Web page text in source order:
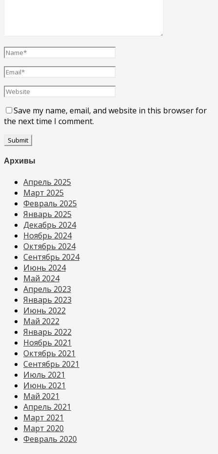
Save my name, email, and website in this browser for
the next time I comment.
Архивы
Апрель 2025
Март 2025
Февраль 2025
Январь 2025
Декабрь 2024
Ноябрь 2024
Октябрь 2024
Сентябрь 2024
Июнь 2024
Май 2024
Апрель 2023
Январь 2023
Июнь 2022
Май 2022
Январь 2022
Ноябрь 2021
Октябрь 2021
Сентябрь 2021
Июль 2021
Июнь 2021
Май 2021
Апрель 2021
Март 2021
Март 2020
Февраль 2020